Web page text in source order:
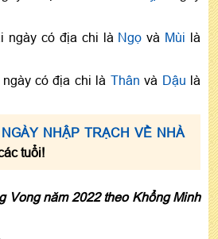
ngày có địa chi là Ngọ và Mùi là
có địa chi là Thânvà Dậu là
NGÀY NHẬP TRẠCH VỀ NHÀ
tuổi!
Vong năm 2022 theo Khổng Minh